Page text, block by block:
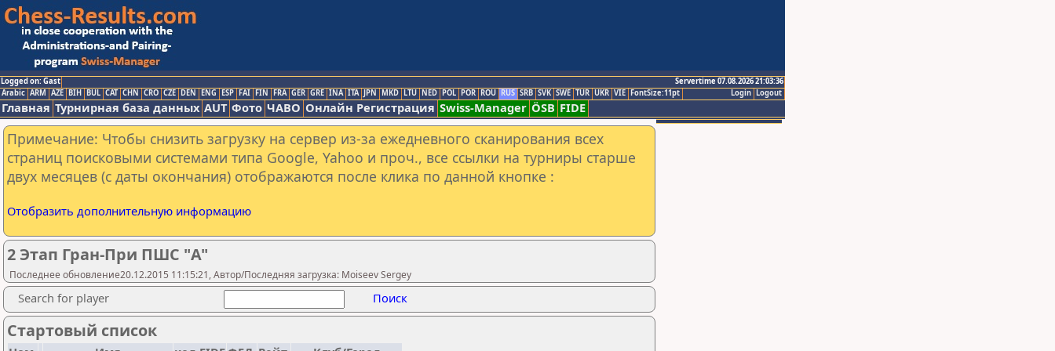
Logged on: Gast
Servertime 07.08.2026 21:03:36
Logout
Login
Arabic ARM AZE BIH BUL CAT CHN CRO CZE DEN ENG ESP FAI FIN FRA GER GRE INA ITA JPN MKD LTU NED POL POR ROU RUS SRB SVK SWE TUR UKR VIE FontSize:11pt
Главная Турнирная база данных AUT Фото ЧАВО Онлайн Регистрация Swiss-Manager ÖSB FIDE
Примечание: Чтобы снизить загрузку на сервер из-за ежедневного сканирования всех
страниц поисковыми системами типа Google, Yahoo и проч., все ссылки на турниры старше
двух месяцев (с даты окончания) отображаются после клика по данной кнопке :
Отобразить дополнительную информацию
2 Этап Гран-При ПШС "A"
Последнее обновление20.12.2015 11:15:21, Автор/Последняя загрузка: Moiseev Sergey
Search for player Поиск
Стартовый список